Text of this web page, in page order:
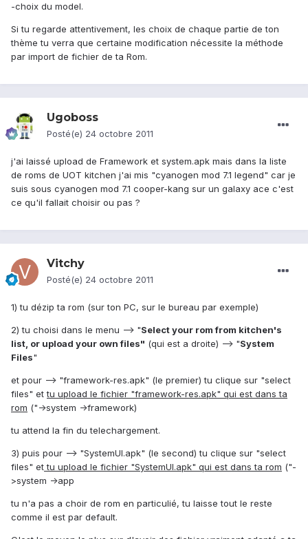
-choix du model.
Si tu regarde attentivement, les choix de chaque partie de ton
thème tu verra que certaine modification nécessite la méthode
par import de fichier de ta Rom.
Ugoboss
Posté(e) 24 octobre 2011
j'ai laissé upload de Framework et system.apk mais dans la liste
de roms de UOT kitchen j'ai mis "cyanogen mod 7.1 legend" car je
suis sous cyanogen mod 7.1 cooper-kang sur un galaxy ace c'est
ce qu'il fallait choisir ou pas ?
Vitchy
Posté(e) 24 octobre 2011
1) tu dézip ta rom (sur ton PC, sur le bureau par exemple)
2) tu choisi dans le menu --> "Select your rom from kitchen's
list, or upload your own files" (qui est a droite) --> "System
Files"
et pour --> "framework-res.apk" (le premier) tu clique sur "select
files" ettu upload le fichier "framework-res.apk" qui est dans ta
rom ("->system ->framework)
tu attend la fin du telechargement.
3) puis pour --> "SystemUI.apk" (le second) tu clique sur "select
files" ettu upload le fichier "SystemUI.apk" qui est dans ta rom ("-
>system ->app
tu n'a pas a choir de rom en particulié, tu laisse tout le reste
comme il est par default.